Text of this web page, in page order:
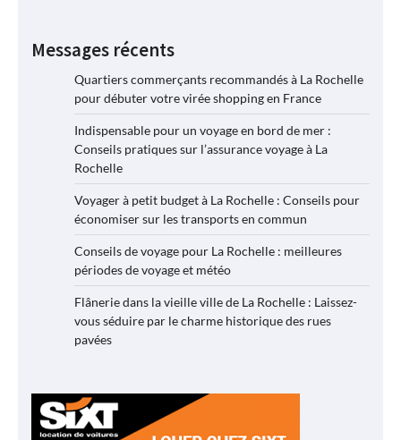
Messages récents
Quartiers commerçants recommandés à La Rochelle
pour débuter votre virée shopping en France
Indispensable pour un voyage en bord de mer :
Conseils pratiques sur l’assurance voyage à La
Rochelle
Voyager à petit budget à La Rochelle : Conseils pour
économiser sur les transports en commun
Conseils de voyage pour La Rochelle : meilleures
périodes de voyage et météo
Flânerie dans la vieille ville de La Rochelle : Laissez-
vous séduire par le charme historique des rues
pavées